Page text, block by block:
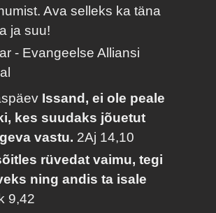
Ava selleks ka täna
ja suu!
- Evangeelse Alliansi
Issand, ei ole peale
kes suudaks jõuetut
vastu. 2Aj 14,10
rüvedat vaimu, tegi
ning andis ta isale
9,42